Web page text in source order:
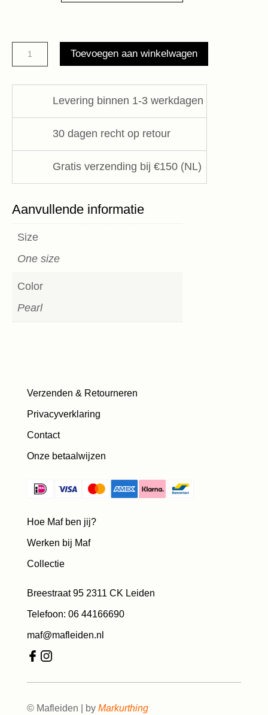
fanny
pack
Toevoegen aan winkelwagen
Levering binnen 1-3 werkdagen
30 dagen recht op retour
Gratis verzending bij €150 (NL)
Aanvullende informatie
Size
One size
Color
Pearl
Verzenden & Retourneren
Privacyverklaring
Contact
Onze betaalwijzen
Hoe Maf ben jij?
Werken bij Maf
Collectie
Breestraat 95 2311 CK Leiden
Telefoon: 06 44166690
maf@mafleiden.nl
© Mafleiden | by Markurthing